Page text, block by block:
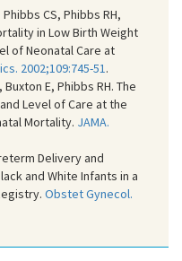
CS, Phibbs RH,
in Low Birth Weight
of Neonatal Care at
2002;109:745-51 .
E, Phibbs RH. The
Level of Care at the
Mortality. JAMA.
Delivery and
and White Infants in a
Obstet Gynecol.